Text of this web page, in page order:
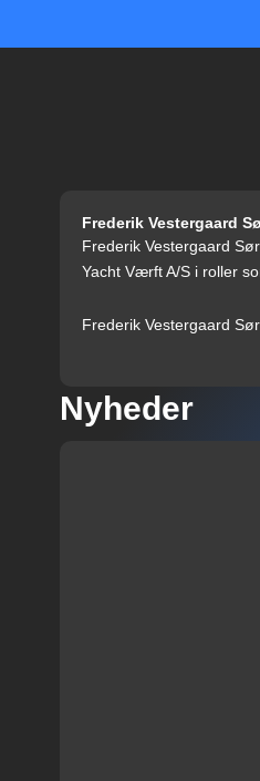
Frederik Vestergaard
Frederik Vestergaard
Yacht Værft A/S i roller
Frederik Vestergaard
Nyheder